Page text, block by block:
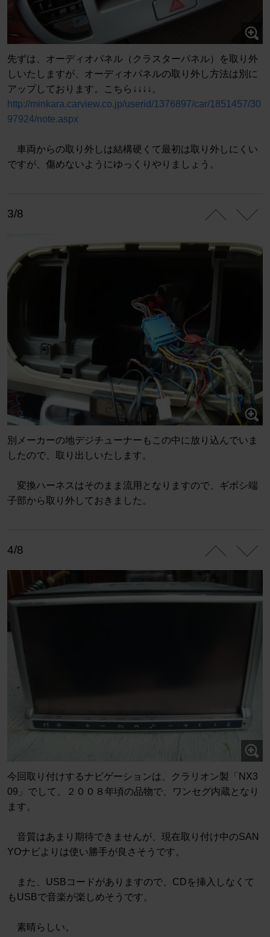
先ずは、オーディオパネル（クラスターパネル）を取り外
しいたしますが、オーディオパネルの取り外し方法は別に
アップしております。こちら↓↓↓↓。
http://minkara.carview.co.jp/userid/1376897/car/1851457/30
97924/note.aspx
車両からの取り外しは結構硬くて最初は取り外しにくい
ですが、傷めないようにゆっくりやりましょう。
3/8
別メーカーの地デジチューナーもこの中に放り込んでいま
したので、取り出しいたします。
変換ハーネスはそのまま流用となりますので、ギボシ端
子部から取り外しておきました。
4/8
今回取り付けするナビゲーションは、クラリオン製「NX3
09」でして、２００８年頃の品物で、ワンセグ内蔵となり
ます。
音質はあまり期待できませんが、現在取り付け中のSAN
YOナビよりは使い勝手が良さそうです。
また、USBコードがありますので、CDを挿入しなくて
もUSBで音楽が楽しめそうです。
素晴らしい。